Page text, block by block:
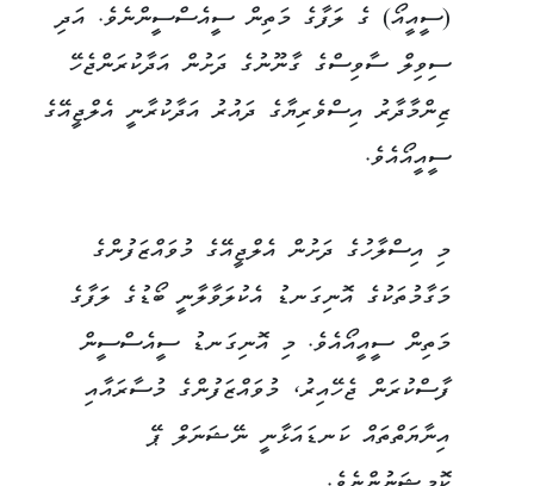
(ސީއީއޯ) ގެ ލަފާގެ މަތިން ސީއެސްސީންނެވެ. އަދި
ސިވިލް ސާވިސްގެ ގާނޫނުގެ ދަށުން އަދާކުރަންޖެހޭ
ޒިންމާދާރު އިސްވެރިޔާގެ ދައުރު އަދާކުރާނީ އެލްޖީއޭގެ
ސީއީއޯއެވެ.
މި އިސްލާހުގެ ދަށުން އެލްޖީއޭގެ މުވައްޒަފުންގެ
މަގާމުތަކުގެ އޮނިގަނޑު އެކުލަވާލާނީ ބޯޑުގެ ލަފާގެ
މަތިން ސީއީއޯއެވެ. މި އޮނިގަނޑު ސީއެސްސީން
ފާސްކުރަން ޖެހޭއިރު، މުވައްޒަފުންގެ މުސާރައާއި
އިނާޔަތްތައް ކަނޑައަޅާނީ ނޭޝަނަލް ޕޭ